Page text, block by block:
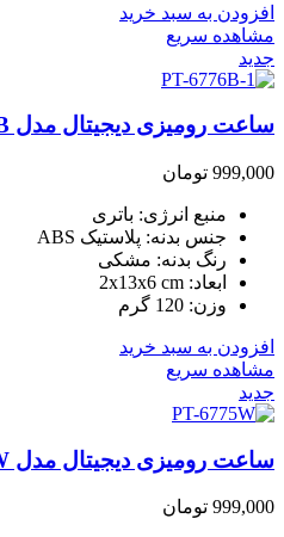
افزودن به سبد خرید
مشاهده سریع
جدید
ساعت رومیزی دیجیتال مدل PT-6776B
999,000 تومان
منبع انرژی: باتری
جنس بدنه: پلاستیک ABS
رنگ بدنه: مشکی
ابعاد: 2x13x6 cm
وزن: 120 گرم
افزودن به سبد خرید
مشاهده سریع
جدید
ساعت رومیزی دیجیتال مدل PT-6775W
999,000 تومان